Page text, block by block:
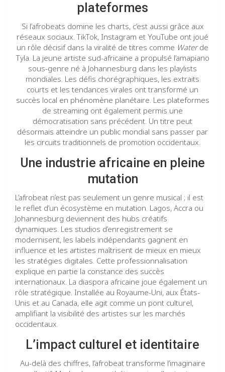
plateformes
Si l’afrobeats domine les charts, c’est aussi grâce aux
réseaux sociaux. TikTok, Instagram et YouTube ont joué
un rôle décisif dans la viralité de titres comme Waterde
Tyla. La jeune artiste sud-africaine a propulsé l’amapiano
sous-genre né à Johannesburg dans les playlists
mondiales. Les défis chorégraphiques, les extraits
courts et les tendances virales ont transformé un
succès local en phénomène planétaire. Les plateformes
de streaming ont également permis une
démocratisation sans précédent. Un titre peut
désormais atteindre un public mondial sans passer par
les circuits traditionnels de promotion occidentaux.
Une industrie africaine en pleine
mutation
L’afrobeat n’est pas seulement un genre musical ; il est
le reflet d’un écosystème en mutation. Lagos, Accra ou
Johannesburg deviennent des hubs créatifs
dynamiques. Les studios d’enregistrement se
modernisent, les labels indépendants gagnent en
influence et les artistes maîtrisent de mieux en mieux
les stratégies digitales. Cette professionnalisation
explique en partie la constance des succès
internationaux. La diaspora africaine joue également un
rôle stratégique. Installée au Royaume-Uni, aux États-
Unis et au Canada, elle agit comme un pont culturel,
amplifiant la visibilité des artistes sur les marchés
occidentaux.
L’impact culturel et identitaire
Au-delà des chiffres, l’afrobeat transforme l’imaginaire